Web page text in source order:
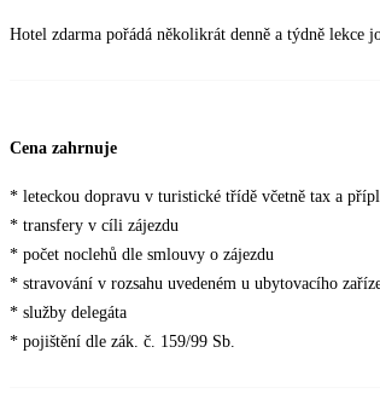
Hotel zdarma pořádá několikrát denně a týdně
Cena zahrnuje
* leteckou dopravu v turistické třídě včetně tax a
* transfery v cíli zájezdu
* počet noclehů dle smlouvy o zájezdu
* stravování v rozsahu uvedeném u ubytovacího
* služby delegáta
* pojištění dle zák. č. 159/99 Sb.